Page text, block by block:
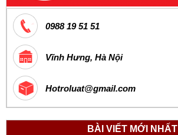
0988 19 51 51
Vĩnh Hưng, Hà Nội
Hotroluat@gmail.com
BÀI VIẾT MỚI NHẤT